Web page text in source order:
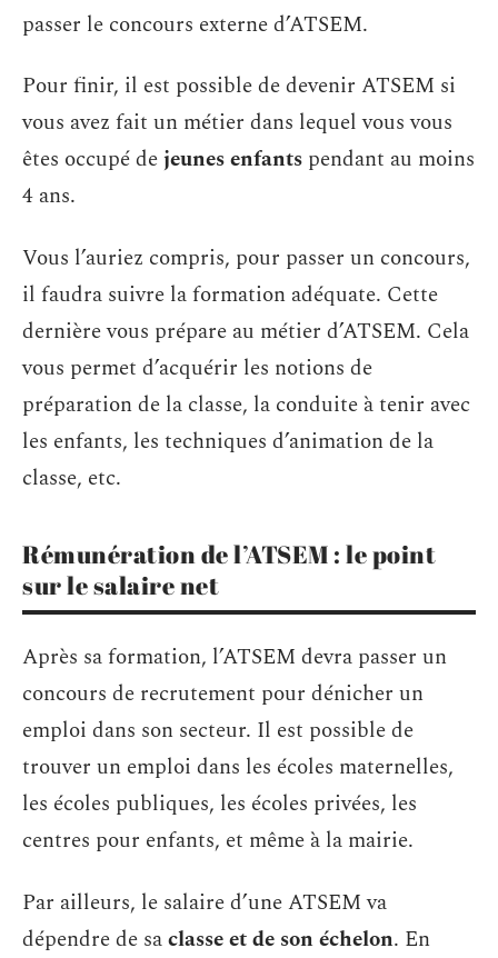
passer le concours externe d’ATSEM.
Pour finir, il est possible de devenir ATSEM si
vous avez fait un métier dans lequel vous vous
êtes occupé dejeunes enfants pendant au moins
4 ans.
Vous l’auriez compris, pour passer un concours,
il faudra suivre la formation adéquate. Cette
dernière vous prépare au métier d’ATSEM. Cela
vous permet d’acquérir les notions de
préparation de la classe, la conduite à tenir avec
les enfants, les techniques d’animation de la
classe, etc.
Rémunération de l’ATSEM : le point
sur le salaire net
Après sa formation, l’ATSEM devra passer un
concours de recrutement pour dénicher un
emploi dans son secteur. Il est possible de
trouver un emploi dans les écoles maternelles,
les écoles publiques, les écoles privées, les
centres pour enfants, et même à la mairie.
Par ailleurs, le salaire d’une ATSEM va
dépendre de saclasse et de son échelon. En